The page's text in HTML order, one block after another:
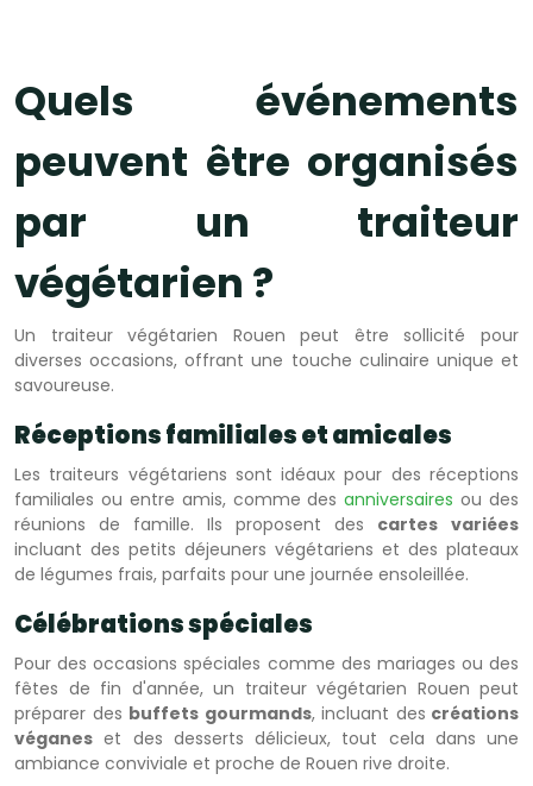
Quels événements
peuvent être organisés
par un traiteur
végétarien ?
Un traiteur végétarien Rouen peut être sollicité pour
diverses occasions, offrant une touche culinaire unique et
savoureuse.
Réceptions familiales et amicales
Les traiteurs végétariens sont idéaux pour des réceptions
familiales ou entre amis, comme desanniversaires ou des
réunions de famille. Ils proposent des cartes variées
incluant des petits déjeuners végétariens et des plateaux
de légumes frais, parfaits pour une journée ensoleillée.
Célébrations spéciales
Pour des occasions spéciales comme des mariages ou des
fêtes de fin d'année, un traiteur végétarien Rouen peut
préparer des buffets gourmands, incluant des créations
véganes et des desserts délicieux, tout cela dans une
ambiance conviviale et proche de Rouen rive droite.